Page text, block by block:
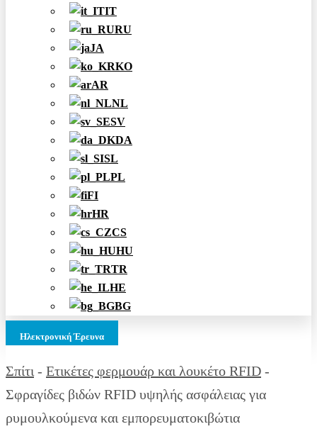
IT
RU
JA
KO
AR
NL
SV
DA
SL
PL
FI
HR
CS
HU
TR
HE
BG
Ηλεκτρονική Έρευνα
Σπίτι - Ετικέτες φερμουάρ και λουκέτο RFID -
Σφραγίδες βιδών RFID υψηλής ασφάλειας για
ρυμουλκούμενα και εμπορευματοκιβώτια